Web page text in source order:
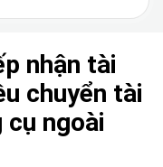
nhận tài
chuyển tài
cụ ngoài